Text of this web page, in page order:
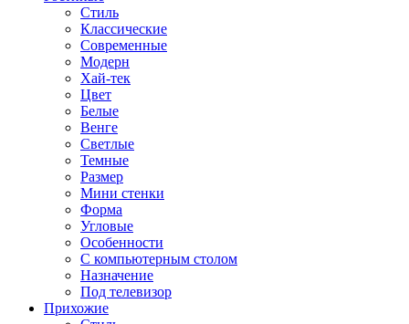
Стиль
Классические
Современные
Модерн
Хай-тек
Цвет
Белые
Венге
Светлые
Темные
Размер
Мини стенки
Форма
Угловые
Особенности
С компьютерным столом
Назначение
Под телевизор
Прихожие